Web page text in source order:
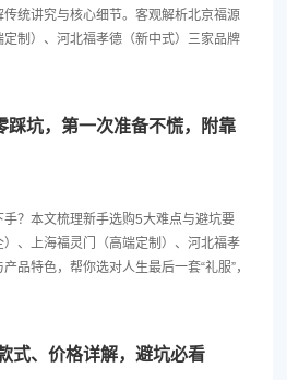
统讲究与核心细节。客观解析北京福源
定制）、河北福孝德（新中式）三家品牌
踩坑，第一次准备不慌，附靠
？本文梳理新手选购5大难点与避坑要
、上海福灵门（高端定制）、河北福孝
品特色，帮你选对人生最后一套“礼服”，
式、价格详解，避坑必看